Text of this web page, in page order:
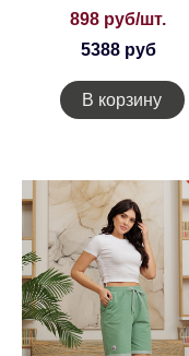
898 руб/шт.
5388 руб
В корзину